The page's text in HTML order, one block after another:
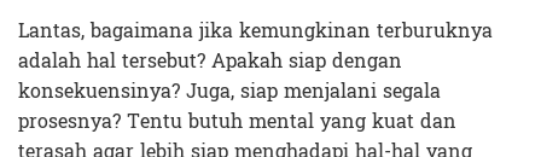
Lantas, bagaimana jika kemungkinan terburuknya
adalah hal tersebut? Apakah siap dengan
konsekuensinya? Juga, siap menjalani segala
prosesnya? Tentu butuh mental yang kuat dan